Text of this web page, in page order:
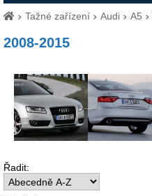
Tažné zařízení Audi A5
2008-2015
Řadit: